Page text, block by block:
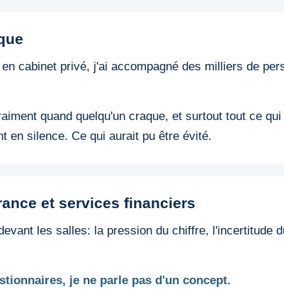
cabinet privé, j'ai accompagné des milliers de
quand quelqu'un craque, et surtout tout ce
en silence. Ce qui aurait pu être évité.
et services financiers
les salles: la pression du chiffre, l'incertitude
je ne parle pas d'un concept.